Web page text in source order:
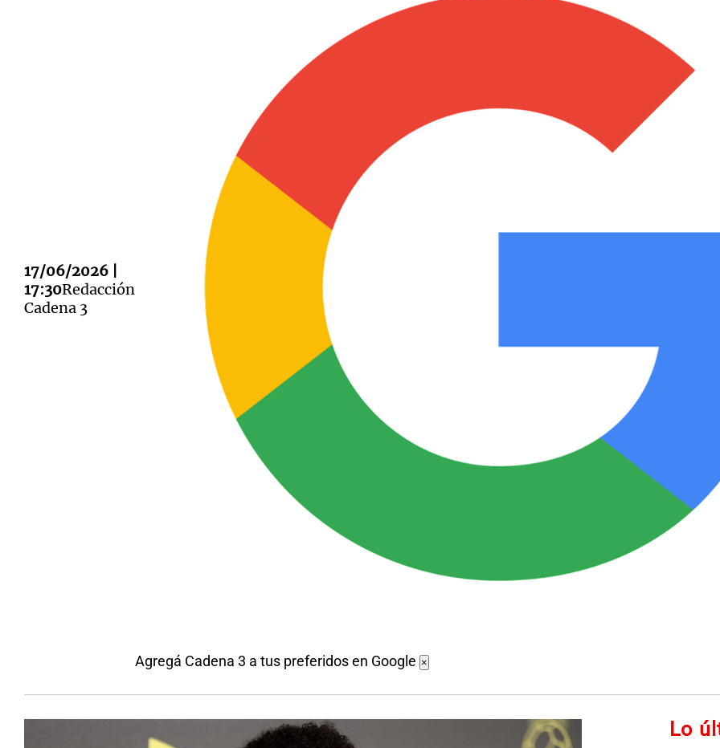
17/06/2026 |
17:30Redacción
Cadena 3
Agregá Cadena 3 a tus preferidos en Google ×
Lo
Notas
Editorial
Notas
Mundial 2026 La Sole en Cadena 3 Cadena 3